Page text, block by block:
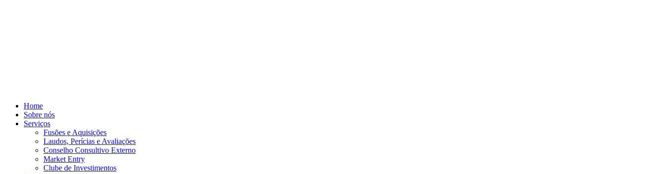
Home
Sobre nós
Serviços
Fusões e Aquisições
Laudos, Perícias e Avaliações
Conselho Consultivo Externo
Market Entry
Clube de Investimentos